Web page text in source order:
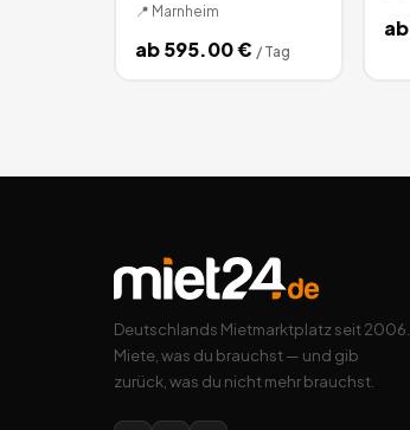
📍 Marnheim
ab595.00€ / Tag
ab
Deutschlands Mietmarktplatz seit 2006.
Miete, was du brauchst — und gib
zurück, was du nicht mehr brauchst.